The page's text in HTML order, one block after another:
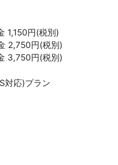
1,150円(税別)
2,750円(税別)
3,750円(税別)
対応)プラン